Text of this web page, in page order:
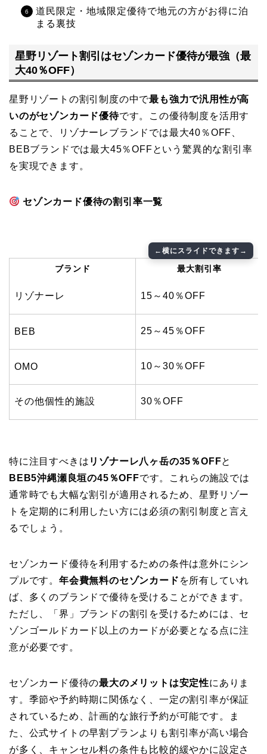
道民限定・地域限定優待で地元の方がお得に泊
まる裏技
星野リゾート割引はセゾンカード優待が最強（最
大40％OFF）
星野リゾートの割引制度の中で最も強力で汎用性が高
いのがセゾンカード優待です。この優待制度を活用す
ることで、リゾナーレブランドでは最大40％OFF、
BEBブランドでは最大45％OFFという驚異的な割引率
を実現できます。
セゾンカード優待の割引率一覧
ブランド 最大割引率
リゾナーレ 15～40％OFF
BEB 25～45％OFF
OMO 10～30％OFF
その他個性的施設 30％OFF
特に注目すべきは リゾナーレ八ヶ岳の35％OFFと
BEB5沖縄瀬良垣の45％OFFです。これらの施設では
通常時でも大幅な割引が適用されるため、星野リゾー
トを定期的に利用したい方には必須の割引制度と言え
るでしょう。
セゾンカード優待を利用するための条件は意外にシン
プルです。 年会費無料のセゾンカード を所有していれ
ば、多くのブランドで優待を受けることができます。
ただし、「界」ブランドの割引を受けるためには、セ
ゾンゴールドカード以上のカードが必要となる点に注
意が必要です。
セゾンカード優待の最大のメリットは安定性にありま
す。季節や予約時期に関係なく、一定の割引率が保証
されているため、計画的な旅行予約が可能です。ま
た、公式サイトの早割プランよりも割引率が高い場合
が多く、キャンセル料の条件も比較的緩やかに設定さ